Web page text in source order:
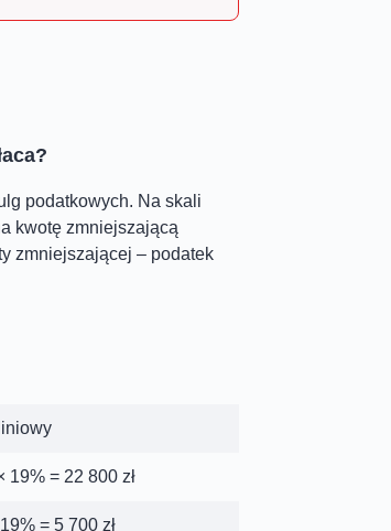
podatkowych. Na skali
kwotę zmniejszającą
zmniejszającej – podatek
19% = 22 800 zł
= 5 700 zł